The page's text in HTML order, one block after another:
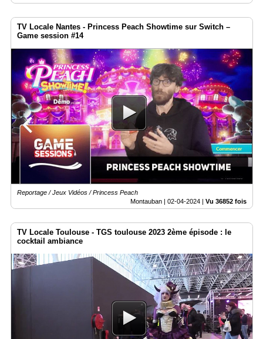
TV Locale Nantes - Princess Peach Showtime sur Switch –
Game session #14
Reportage / Jeux Vidéos / Princess Peach
Montauban | 02-04-2024 | Vu 36852 fois
TV Locale Toulouse - TGS toulouse 2023 2ème épisode : le
cocktail ambiance